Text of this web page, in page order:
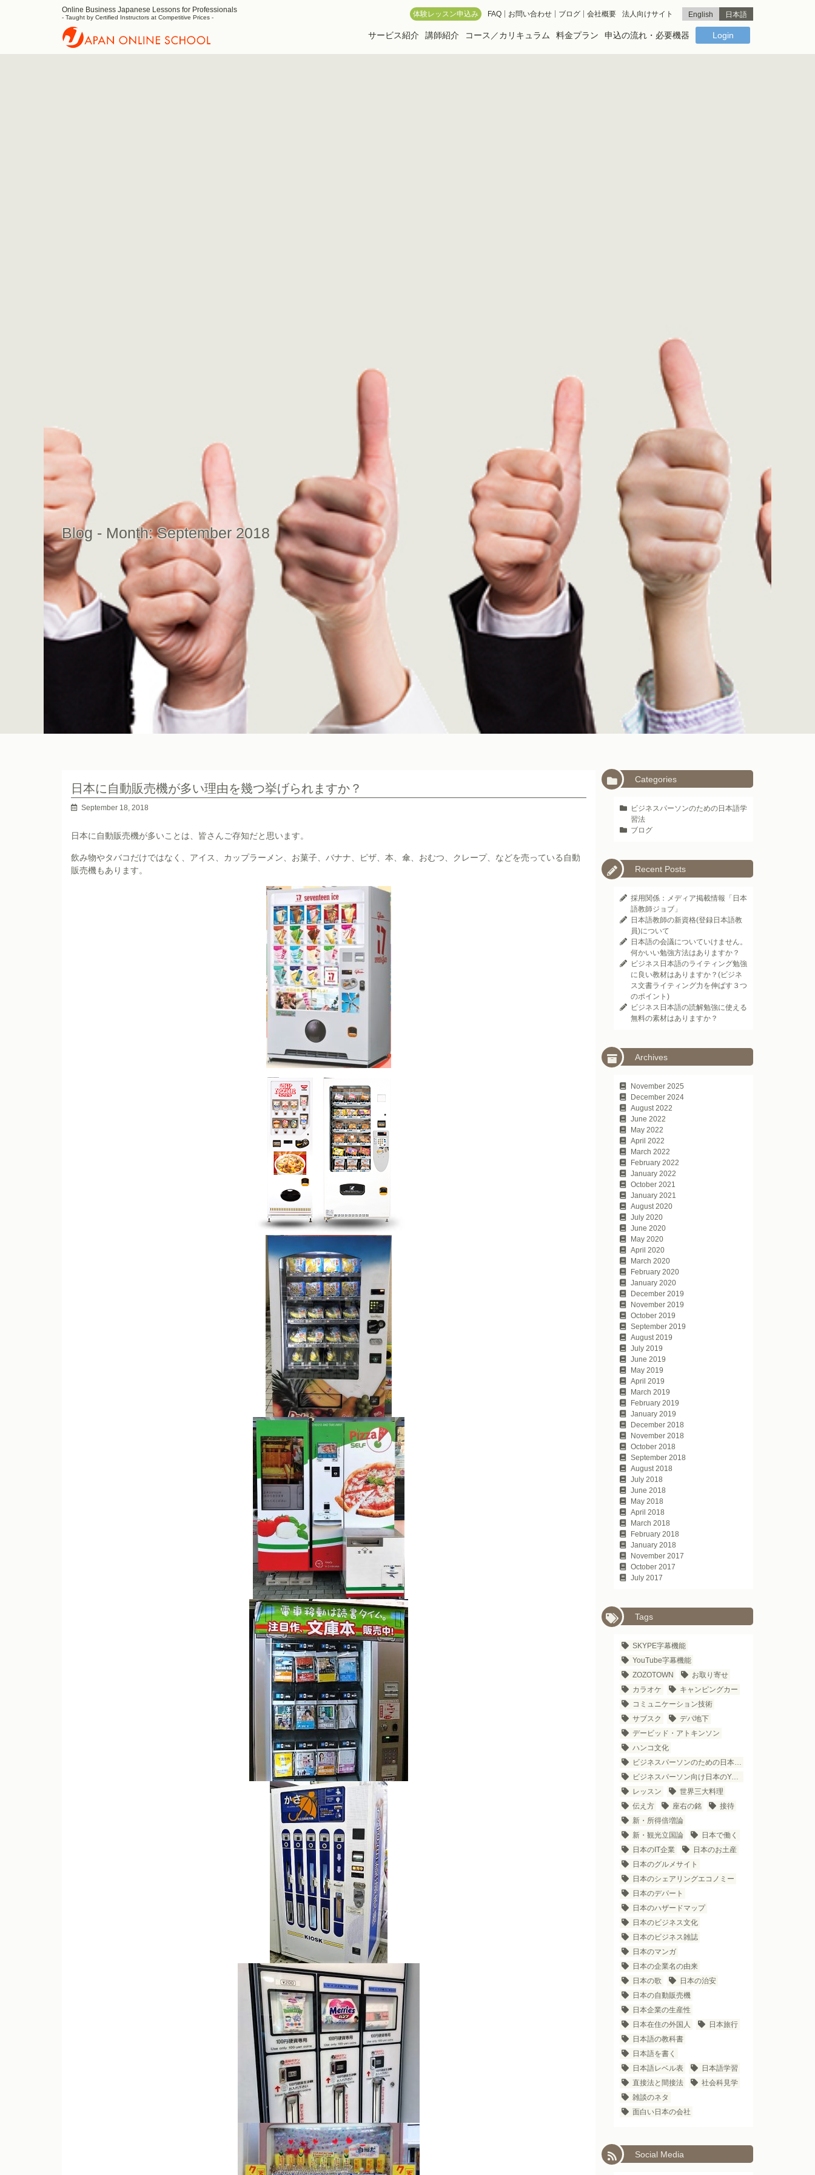
Online Business Japanese Lessons for Professionals
- Taught by Certified Instructors at Competitive Prices -
サービス紹介 講師紹介 コース／カリキュラム 料金プラン 申込の流れ・必要機器 Login
体験レッスン申込み FAQ お問い合わせ ブログ 会社概要 法人向けサイト English 日本語
Blog - Month:September 2018
日本に自動販売機が多い理由を幾つ挙げられますか？
September 18, 2018
日本に自動販売機が多いことは、皆さんご存知だと思います。
飲み物やタバコだけではなく、アイス、カップラーメン、お菓子、バナナ、ピザ、本、傘、おむつ、クレープ、などを売っている自動
販売機もあります。
Categories
ビジネスパーソンのための日本語学
習法
ブログ
Recent Posts
採用関係：メディア掲載情報「日本
語教師ジョブ」
日本語教師の新資格(登録日本語教
員)について
日本語の会議についていけません。
何かいい勉強方法はありますか？
ビジネス日本語のライティング勉強
に良い教材はありますか？(ビジネ
ス文書ライティング力を伸ばす３つ
のポイント)
ビジネス日本語の読解勉強に使える
無料の素材はありますか？
Archives
November 2025
December 2024
August 2022
June 2022
May 2022
April 2022
March 2022
February 2022
January 2022
October 2021
January 2021
August 2020
July 2020
June 2020
May 2020
April 2020
March 2020
February 2020
January 2020
December 2019
November 2019
October 2019
September 2019
August 2019
July 2019
June 2019
May 2019
April 2019
March 2019
February 2019
January 2019
December 2018
November 2018
October 2018
September 2018
August 2018
July 2018
June 2018
May 2018
April 2018
March 2018
February 2018
January 2018
November 2017
October 2017
July 2017
Tags
SKYPE字幕機能
YouTube字幕機能
ZOZOTOWN
お取り寄せ
カラオケ
キャンピングカー
コミュニケーション技術
サブスク
デパ地下
デービッド・アトキンソン
ハンコ文化
ビジネスパーソンのための日本語学習法
ビジネスパーソン向け日本のYouTubeチャンネル
レッスン
世界三大料理
伝え方
座右の銘
接待
新・所得倍増論
新・観光立国論
日本で働く
日本のIT企業
日本のお土産
日本のグルメサイト
日本のシェアリングエコノミー
日本のデパート
日本のハザードマップ
日本のビジネス文化
日本のビジネス雑誌
日本のマンガ
日本の企業名の由来
日本の歌
日本の治安
日本の自動販売機
日本企業の生産性
日本在住の外国人
日本旅行
日本語の教科書
日本語を書く
日本語レベル表
日本語学習
直接法と間接法
社会科見学
雑談のネタ
面白い日本の会社
Social Media